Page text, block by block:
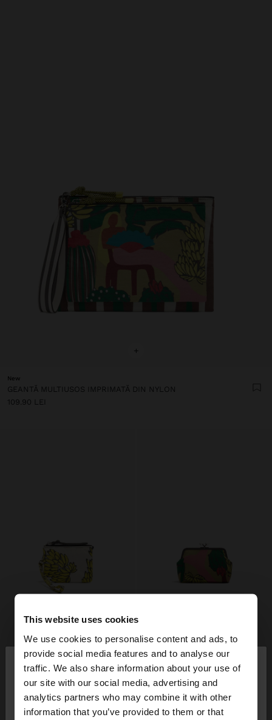
This website uses cookies
We use cookies to personalise content and ads, to
provide social media features and to analyse our
traffic. We also share information about your use of
our site with our social media, advertising and
analytics partners who may combine it with other
information that you’ve provided to them or that
bună ziua ×
Accesați site-ul din Romania. Doriți să parcurgeți
site-ul nostru din United States?
+
New
GEANTĂ MULTIUSOS IMPRIMATĂ DIN NYLON
109.90 LEI